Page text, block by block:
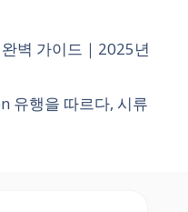
벽 가이드｜2025년
유행을 따르다, 시류